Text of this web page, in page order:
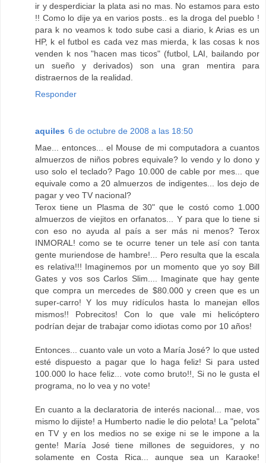
ir y desperdiciar la plata asi no mas. No estamos para esto
!! Como lo dije ya en varios posts.. es la droga del pueblo !
para k no veamos k todo sube casi a diario, k Arias es un
HP, k el futbol es cada vez mas mierda, k las cosas k nos
venden k nos "hacen mas ticos" (futbol, LAI, bailando por
un sueño y derivados) son una gran mentira para
distraernos de la realidad.
Responder
aquiles 6 de octubre de 2008 a las 18:50
Mae... entonces... el Mouse de mi computadora a cuantos
almuerzos de niños pobres equivale? lo vendo y lo dono y
uso solo el teclado? Pago 10.000 de cable por mes... que
equivale como a 20 almuerzos de indigentes... los dejo de
pagar y veo TV nacional?
Terox tiene un Plasma de 30" que le costó como 1.000
almuerzos de viejitos en orfanatos... Y para que lo tiene si
con eso no ayuda al país a ser más ni menos? Terox
INMORAL! como se te ocurre tener un tele así con tanta
gente muriendose de hambre!... Pero resulta que la escala
es relativa!!! Imaginemos por un momento que yo soy Bill
Gates y vos sos Carlos Slim.... Imaginate que hay gente
que compra un mercedes de $80.000 y creen que es un
super-carro! Y los muy ridículos hasta lo manejan ellos
mismos!! Pobrecitos! Con lo que vale mi helicóptero
podrían dejar de trabajar como idiotas como por 10 años!
Entonces... cuanto vale un voto a María José? lo que usted
esté dispuesto a pagar que lo haga feliz! Si para usted
100.000 lo hace feliz... vote como bruto!!, Si no le gusta el
programa, no lo vea y no vote!
En cuanto a la declaratoria de interés nacional... mae, vos
mismo lo dijiste! a Humberto nadie le dio pelota! La "pelota"
en TV y en los medios no se exige ni se le impone a la
gente! María José tiene millones de seguidores, y no
solamente en Costa Rica... aunque sea un Karaoke!